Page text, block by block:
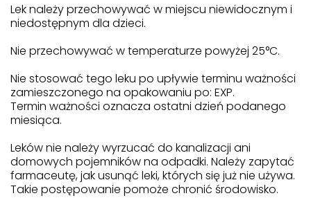
Lek należy przechowywać w miejscu niewidocznym i
niedostępnym dla dzieci.
Nie przechowywać w temperaturze powyżej 25°C.
Nie stosować tego leku po upływie terminu ważności
zamieszczonego na opakowaniu po: EXP.
Termin ważności oznacza ostatni dzień podanego
miesiąca.
Leków nie należy wyrzucać do kanalizacji ani
domowych pojemników na odpadki. Należy zapytać
farmaceutę, jak usunąć leki, których się już nie używa.
Takie postępowanie pomoże chronić środowisko.